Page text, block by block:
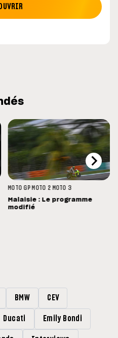
MOTO GP MOTO 2 MOTO 3
Malaisie : Le programme
modifié
BMW CEV
Ducati Emily Bondi